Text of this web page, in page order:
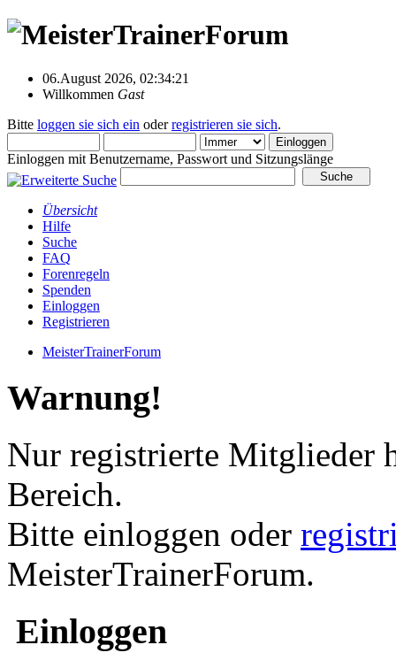
06.August 2026, 02:34:21
Willkommen Gast
Bitte loggen sie sich ein oderregistrieren sie sich.
Einloggen mit Benutzername, Passwort und Sitzungslänge
Übersicht
Hilfe
Suche
FAQ
Forenregeln
Spenden
Einloggen
Registrieren
MeisterTrainerForum
Warnung!
Nur registrierte Mitglieder
Bereich.
Bitte einloggen oder
MeisterTrainerForum.
Einloggen